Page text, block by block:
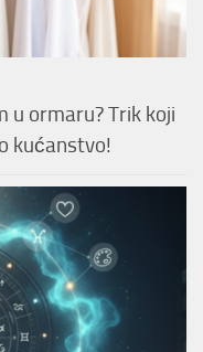
u ormaru? Trik koji
kućanstvo!